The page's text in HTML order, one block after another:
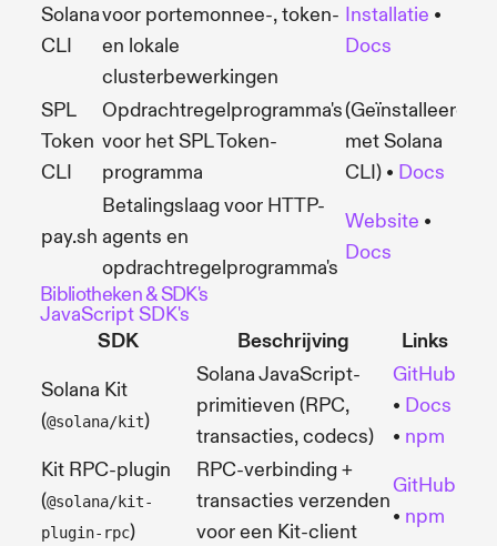
Solana
CLI
voor portemonnee-, token-
en lokale
clusterbewerkingen
Installatie •
Docs
SPL
Token
CLI
Opdrachtregelprogramma's
voor het SPL Token-
programma
(Geïnstalleerd
met Solana
CLI) • Docs
pay.sh
Betalingslaag voor HTTP-
agents en
opdrachtregelprogramma's
Website •
Docs
Bibliotheken & SDK's
JavaScript SDK's
SDK
Beschrijving
Links
Solana Kit
(@solana/kit)
Solana JavaScript-
primitieven (RPC,
transacties, codecs)
GitHub
• Docs
• npm
Kit RPC-plugin
(@solana/kit-
plugin-rpc)
RPC-verbinding +
transacties verzenden
voor een Kit-client
GitHub
• npm